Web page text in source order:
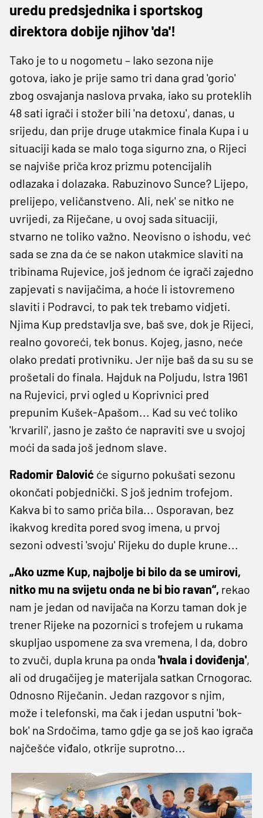
uredu predsjednika i sportskog
direktora dobije njihov 'da'!
Tako je to u nogometu – Iako sezona nije
gotova, iako je prije samo tri dana grad 'gorio'
zbog osvajanja naslova prvaka, iako su proteklih
48 sati igrači i stožer bili 'na detoxu', danas, u
srijedu, dan prije druge utakmice finala Kupa i u
situaciji kada se malo toga sigurno zna, o Rijeci
se najviše priča kroz prizmu potencijalih
odlazaka i dolazaka. Rabuzinovo Sunce? Lijepo,
prelijepo, veličanstveno. Ali, nek' se nitko ne
uvrijedi, za Riječane, u ovoj sada situaciji,
stvarno ne toliko važno. Neovisno o ishodu, već
sada se zna da će se nakon utakmice slaviti na
tribinama Rujevice, još jednom će igrači zajedno
zapjevati s navijačima, a hoće li istovremeno
slaviti i Podravci, to pak tek trebamo vidjeti.
Njima Kup predstavlja sve, baš sve, dok je Rijeci,
realno govoreći, tek bonus. Kojeg, jasno, neće
olako predati protivniku. Jer nije baš da su su se
prošetali do finala. Hajduk na Poljudu, Istra 1961
na Rujevici, prvi ogled u Koprivnici pred
prepunim Kušek-Apašom... Kad su već toliko
'krvarili', jasno je zašto će napraviti sve u svojoj
moći da sada još jednom slave.
Radomir Đalović će sigurno pokušati sezonu
okončati pobjednički. S još jednim trofejom.
Kakva bi to samo priča bila... Osporavan, bez
ikakvog kredita pored svog imena, u prvoj
sezoni odvesti 'svoju' Rijeku do duple krune...
„Ako uzme Kup, najbolje bi bilo da se umirovi,
nitko mu na svijetu onda ne bi bio ravan“, rekao
nam je jedan od navijača na Korzu taman dok je
trener Rijeke na pozornici s trofejem u rukama
skupljao uspomene za sva vremena, I da, dobro
to zvuči, dupla kruna pa onda 'hvala i doviđenja',
ali od drugačijeg je materijala satkan Crnogorac.
Odnosno Riječanin. Jedan razgovor s njim,
može i telefonski, ma čak i jedan usputni 'bok-
bok' na Srdočima, tamo gdje ga se još kao igrača
najčešće viđalo, otkrije suprotno...